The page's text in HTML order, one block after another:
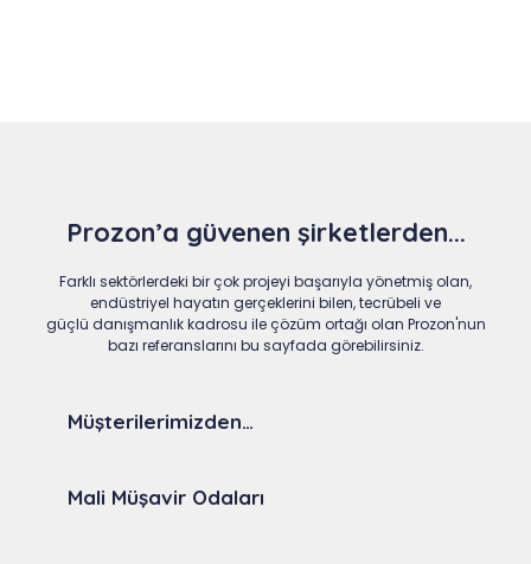
Prozon’a güvenen şirketlerden...
Farklı sektörlerdeki bir çok projeyi başarıyla yönetmiş olan,
endüstriyel hayatın gerçeklerini bilen, tecrübeli ve
güçlü danışmanlık kadrosu ile çözüm ortağı olan Prozon'nun
bazı referanslarını bu sayfada görebilirsiniz.
Müşterilerimizden…
Mali Müşavir Odaları